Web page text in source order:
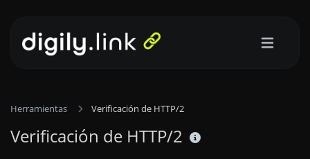
Herramientas Verificación de HTTP/2
Verificación de HTTP/2